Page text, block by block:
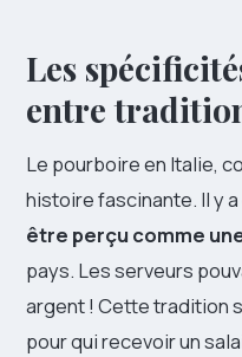
Les
entre
Le pourboire en Italie,
histoire fascinante. Il y
être perçu comme
pays. Les serveurs
argent ! Cette tradition
pour qui recevoir un